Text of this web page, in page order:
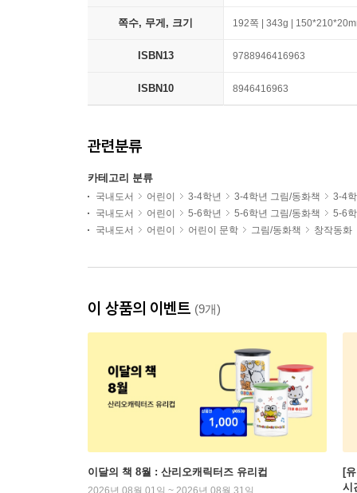
쪽수, 무게, 크기 192쪽 | 343g |
ISBN13 9788946416963
ISBN10 8946416963
관련분류
카테고리 분류
국내도서 어린이 3-4학년 3-4학년 그림/동화책
3-4
국내도서
어린이 5-6학년 5-6학년 그림/동화책
5-6
국내도서
어린이 어린이 문학 그림/동화책 창작동화
이 상품의 이벤트 (9개)
이달의 책 8월 : 산리오캐릭터즈 유리컵
[
시